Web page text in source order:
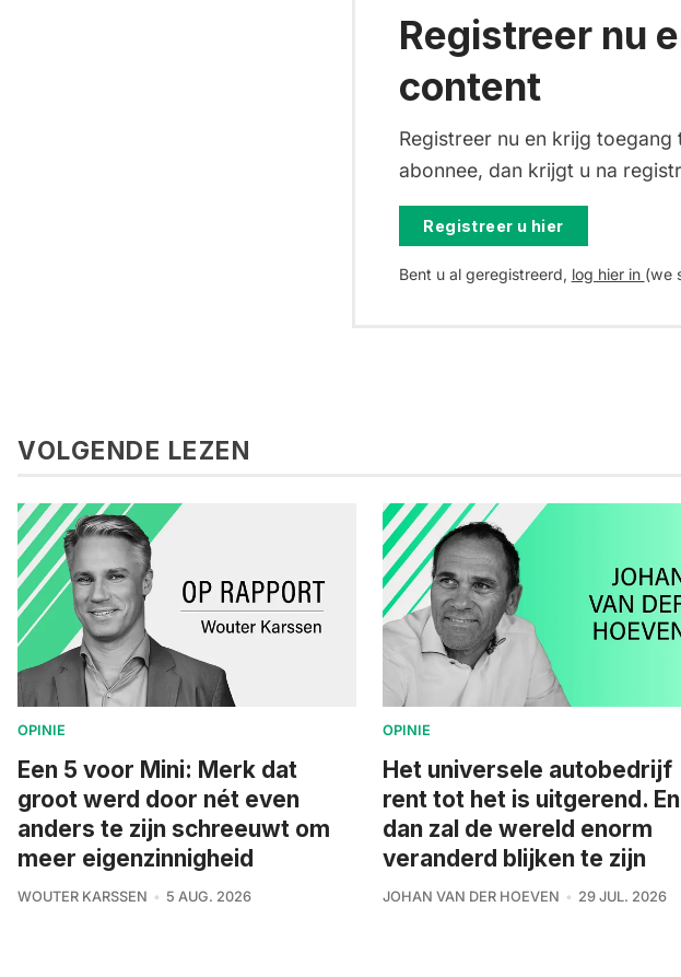
Registreer nu
content
Registreer nu en krijg
abonnee, dan krijgt u na
Registreer u hier
Bent u al geregistreerd, log hier in (we
VOLGENDE LEZEN
OPINIE
Een 5 voor Mini: Merk dat
groot werd door nét even
anders te zijn schreeuwt om
meer eigenzinnigheid
WOUTER KARSSEN 5 AUG. 2026
OPINIE
Het universele autobedrijf
rent tot het is uitgerend. En
dan zal de wereld enorm
veranderd blijken te zijn
JOHAN VAN DER HOEVEN 29 JUL. 2026